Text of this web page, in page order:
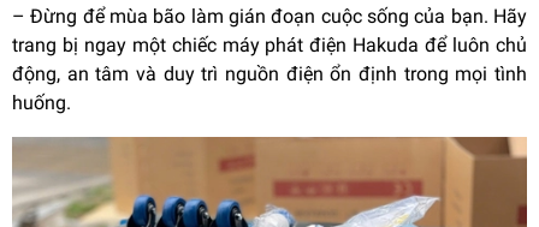
–Đừng để mùa bão làm gián đoạn cuộc sống của bạn. Hãy
trang bị ngay một chiếc máy phát điện Hakuda để luôn chủ
động, an tâm và duy trì nguồn điện ổn định trong mọi tình
huống.